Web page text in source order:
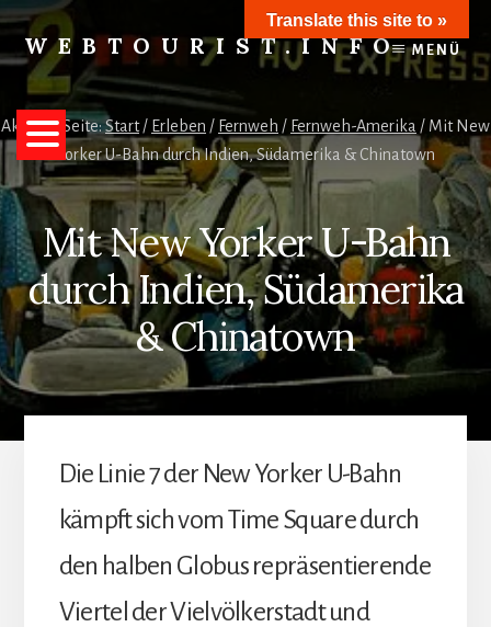
Skip
content
WEBTOURIST.INFO
Inspirationen
zum
Reisen
MENÜ
Aktuelle Seite:Start / Erleben / Fernweh / Fernweh-Amerika / Mit New
Yorker U-Bahn durch Indien, Südamerika & Chinatown
Mit New Yorker U-Bahn
durch Indien, Südamerika
& Chinatown
Die Linie 7 der New Yorker U-Bahn
kämpft sich vom Time Square durch
den halben Globus repräsentierende
Viertel der Vielvölkerstadt und
Translate this site to »